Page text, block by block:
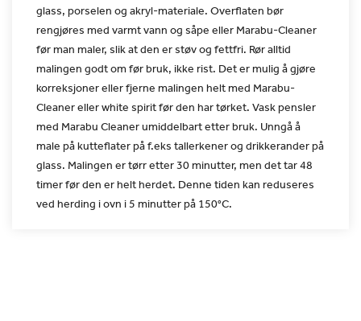
glass, porselen og akryl-materiale. Overflaten bør
rengjøres med varmtvann og såpe eller Marabu-Cleaner
før man maler, slik at den erstøv og fettfri. Rør alltid
malingen godt om før bruk, ikke rist. Det er mulig å gjøre
korreksjoner eller fjerne malingen helt med Marabu-
Cleaner eller white spirit før den har tørket. Vask pensler
med Marabu Cleaner umiddelbart etter bruk. Unngå å
male påkutteflater på f.eks tallerkener og drikkerander på
glass. Malingen er tørr etter 30 minutter, men det tar 48
timer før den er heltherdet. Denne tiden kan reduseres
ved herding i ovn i 5 minutter på 150°C.